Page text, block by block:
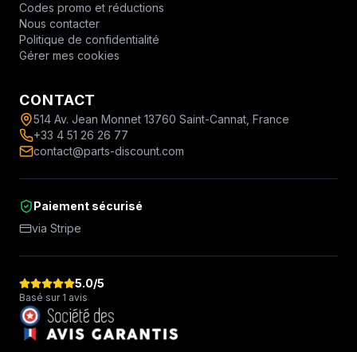
Codes promo et réductions
Nous contacter
Politique de confidentialité
Gérer mes cookies
CONTACT
514 Av. Jean Monnet 13760 Saint-Cannat, France
+33 4 51 26 26 77
contact@parts-discount.com
Paiement sécurisé
via Stripe
5.0/5
Basé sur 1 avis